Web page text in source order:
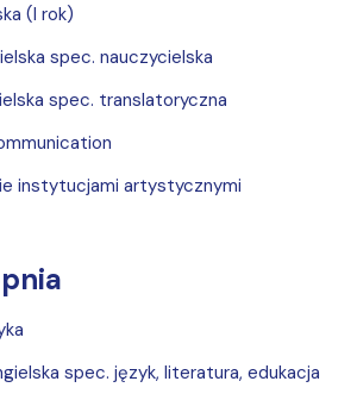
(I rok)
spec. nauczycielska
spec. translatoryczna
instytucjami artystycznymi
spec. język, literatura, edukacja